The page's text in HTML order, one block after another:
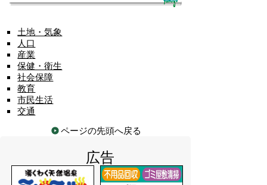
土地・気象
人口
産業
保健・衛生
社会保障
教育
市民生活
交通
ページの先頭へ戻る
広告